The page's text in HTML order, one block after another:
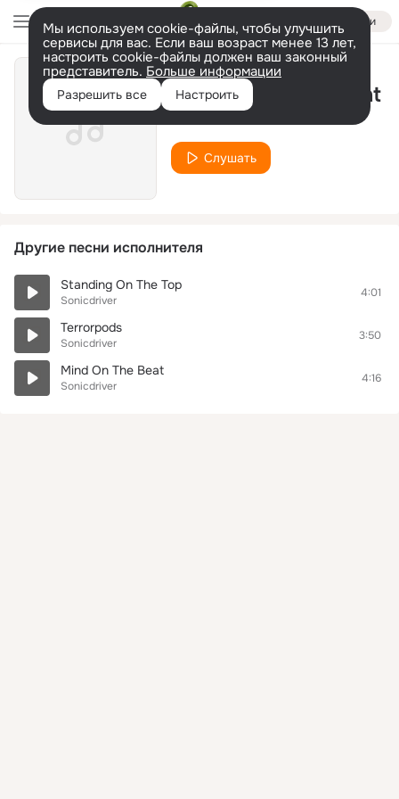
Войти
Мы используем cookie-файлы, чтобы улучшить
сервисы для вас. Если ваш возраст менее 13 лет,
настроить cookie-файлы должен ваш законный
представитель. Больше информации
Разрешить все Настроить
In Your Arms Tonight
Слушать
Другие песни исполнителя
Standing On The Top
Sonicdriver
4:01
Terrorpods
Sonicdriver
3:50
Mind On The Beat
Sonicdriver
4:16